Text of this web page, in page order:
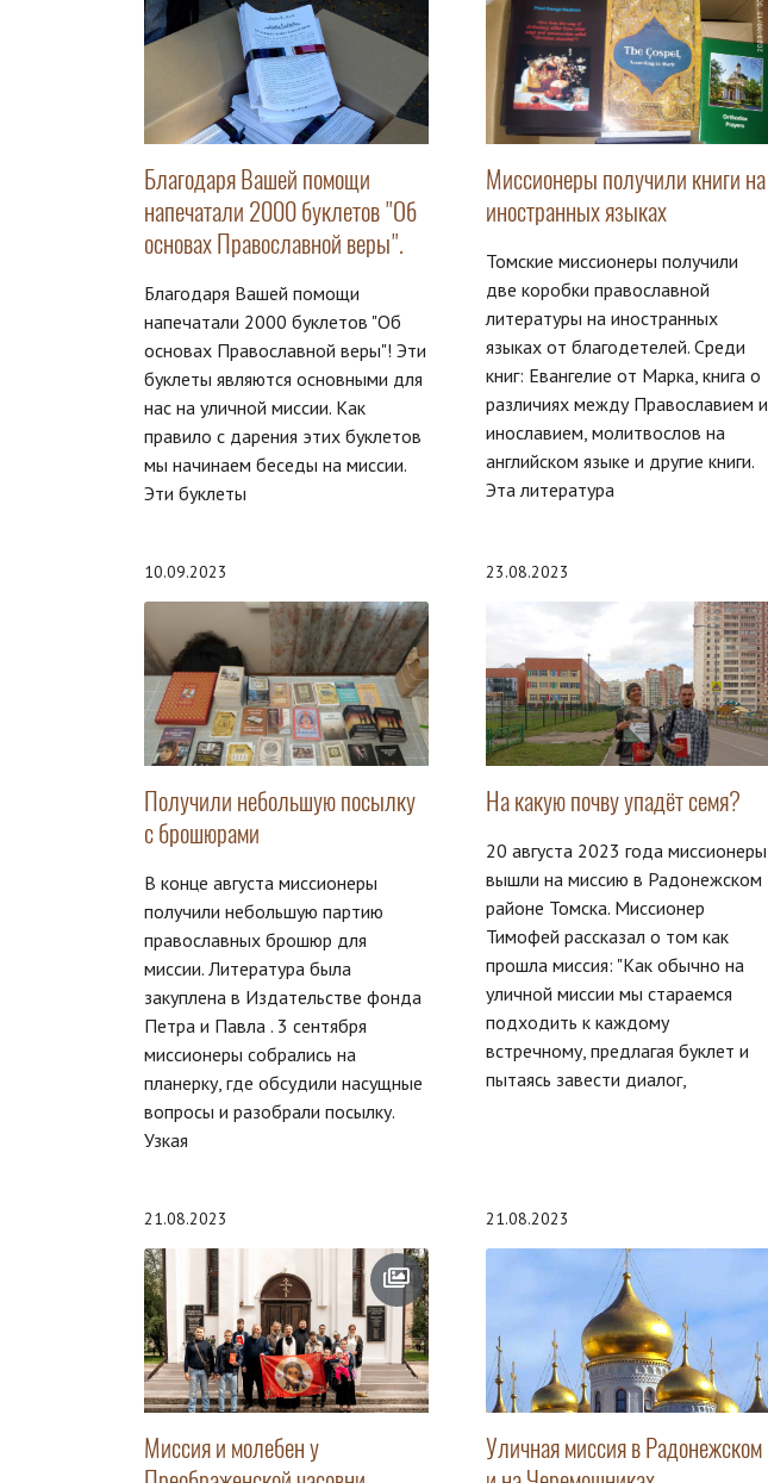
Благодаря Вашей помощи
напечатали 2000 буклетов "Об
основах Православной веры".
Благодаря Вашей помощи
напечатали 2000 буклетов "Об
основах Православной веры"! Эти
буклеты являются основными для
нас на уличной миссии. Как
правило с дарения этих буклетов
мы начинаем беседы на миссии.
Эти буклеты
Миссионеры получили книги на
иностранных языках
Томские миссионеры получили
две коробки православной
литературы на иностранных
языках от благодетелей. Среди
книг: Евангелие от Марка, книга о
различиях между Православием и
инославием, молитвослов на
английском языке и другие книги.
Эта литература
10.09.2023
Получили небольшую посылку
с брошюрами
В конце августа миссионеры
получили небольшую партию
православных брошюр для
миссии. Литература была
закуплена в Издательстве фонда
Петра и Павла . 3 сентября
миссионеры собрались на
планерку, где обсудили насущные
вопросы и разобрали посылку.
Узкая
23.08.2023
На какую почву упадёт семя?
20 августа 2023 года миссионеры
вышли на миссию в Радонежском
районе Томска. Миссионер
Тимофей рассказал о том как
прошла миссия: "Как обычно на
уличной миссии мы стараемся
подходить к каждому
встречному, предлагая буклет и
пытаясь завести диалог,
21.08.2023
Миссия и молебен у
21.08.2023
Уличная миссия в Радонежском